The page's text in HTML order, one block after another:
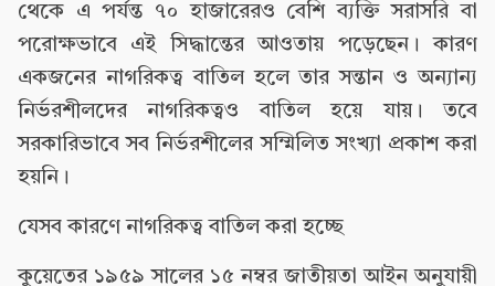
থেকে এ পর্যন্ত ৭০ হাজারেরও বেশি ব্যক্তি সরাসরি বা
পরোক্ষভাবে এই সিদ্ধান্তের আওতায় পড়েছেন। কারণ
একজনের নাগরিকত্ব বাতিল হলে তার সন্তান ও অন্যান্য
নির্ভরশীলদের নাগরিকত্বও বাতিল হয়ে যায়। তবে
সরকারিভাবে সব নির্ভরশীলের সম্মিলিত সংখ্যা প্রকাশ করা
হয়নি।
যেসব কারণে নাগরিকত্ব বাতিল করা হচ্ছে
কুয়েতের ১৯৫৯ সালের ১৫ নম্বর জাতীয়তা আইন অনুযায়ী